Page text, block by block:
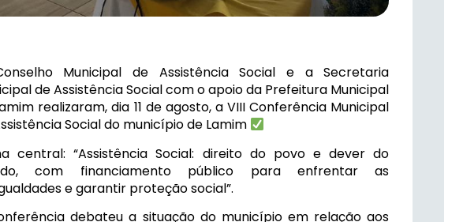
Municipal de Assistência Social e a Secretaria
de Assistência Social com o apoio da Prefeitura Municipal
realizaram, dia 11 de agosto, a VIII Conferência Municipal
Social do município de Lamim
central: “Assistência Social: direito do povo e dever do
com financiamento público para enfrentar as
e garantir proteção social”.
debateu a situação do município em relação aos